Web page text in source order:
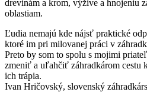
drevinám a krom, výžive a hnojeniu
oblastiam.
Ľudia nemajú kde nájsť praktické
ktoré im pri milovanej práci v
Preto by som to spolu s mojimi
zmeniť a uľahčiť záhradkárom cestu
ich trápia.
Ivan Hričovský, slovenský